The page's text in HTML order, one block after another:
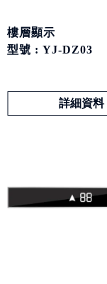
樓層顯示
型號 : YJ-DZ03
詳細資料